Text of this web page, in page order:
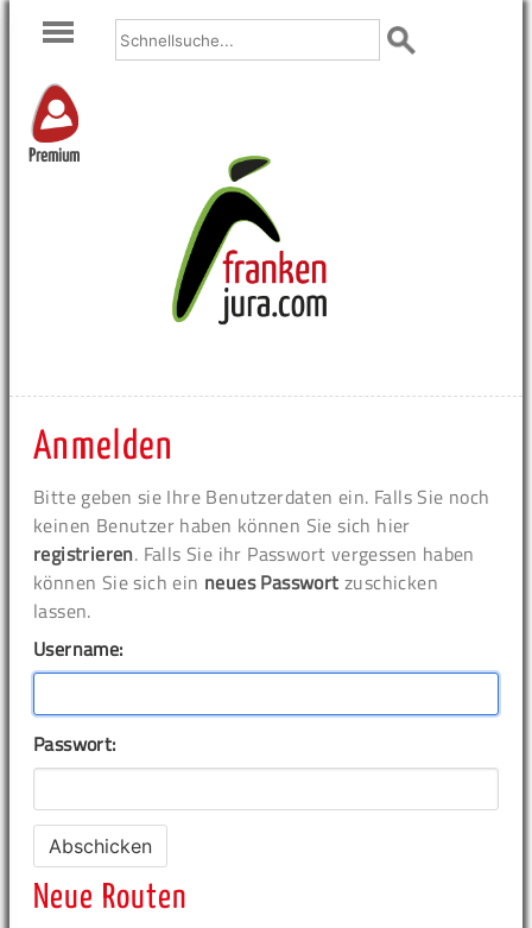
Premium
Anmelden
Bitte geben sie Ihre Benutzerdaten ein. Falls Sie noch
keinen Benutzer haben können Sie sich hier
registrieren. Falls Sie ihr Passwort vergessen haben
können Sie sich ein neues Passwort zuschicken
lassen.
Username:
Passwort:
Neue Routen